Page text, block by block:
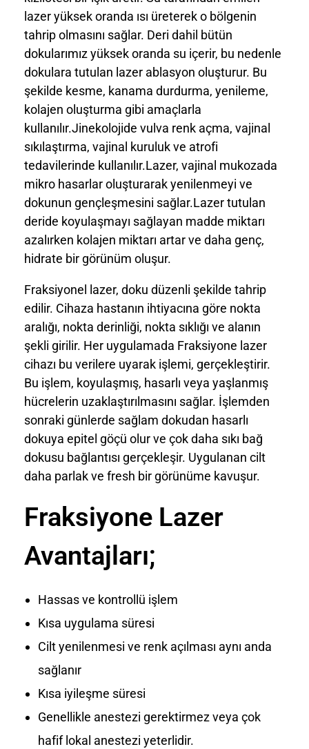
lazer yüksek oranda ısı üreterek o bölgenin
tahrip olmasını sağlar. Deri dahil bütün
dokularımız yüksek oranda su içerir, bu nedenle
dokulara tutulan lazer ablasyon oluşturur. Bu
şekilde kesme, kanama durdurma, yenileme,
kolajen oluşturma gibi amaçlarla
kullanılır.Jinekolojide vulva renk açma, vajinal
sıkılaştırma, vajinal kuruluk ve atrofi
tedavilerinde kullanılır.Lazer, vajinal mukozada
mikro hasarlar oluşturarak yenilenmeyi ve
dokunun gençleşmesini sağlar.Lazer tutulan
deride koyulaşmayı sağlayan madde miktarı
azalırken kolajen miktarı artar ve daha genç,
hidrate bir görünüm oluşur.
Fraksiyonel lazer, doku düzenli şekilde tahrip
edilir. Cihaza hastanın ihtiyacına göre nokta
aralığı, nokta derinliği, nokta sıklığı ve alanın
şekli girilir. Her uygulamada Fraksiyone lazer
cihazı bu verilere uyarak işlemi, gerçekleştirir.
Bu işlem, koyulaşmış, hasarlı veya yaşlanmış
hücrelerin uzaklaştırılmasını sağlar. İşlemden
sonraki günlerde sağlam dokudan hasarlı
dokuya epitel göçü olur ve çok daha sıkı bağ
dokusu bağlantısı gerçekleşir. Uygulanan cilt
daha parlak ve fresh bir görünüme kavuşur.
Fraksiyone Lazer
Avantajları;
Hassas ve kontrollü işlem
Kısa uygulama süresi
Cilt yenilenmesi ve renk açılması aynı anda
sağlanır
Kısa iyileşme süresi
Genellikle anestezi gerektirmez veya çok
hafif lokal anestezi yeterlidir.